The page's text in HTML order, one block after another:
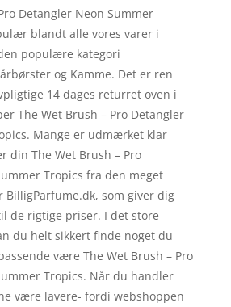
Detangler Neon Summer
blandt alle vores varer i
populære kategori
og Kamme. Det er ren
14 dages returret oven i
The Wet Brush – Pro Detangler
Mange er udmærket klar
din The Wet Brush – Pro
Tropics fra den meget
som giver dig
de rigtige priser. I det store
du helt sikkert finde noget du
være The Wet Brush – Pro
Tropics. Når du handler
være lavere- fordi webshoppen